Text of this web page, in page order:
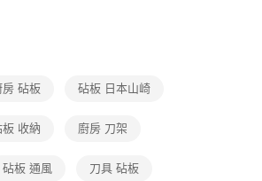
房 砧板 砧板 日本山崎
板 收納 廚房 刀架
砧板 通風 刀具 砧板